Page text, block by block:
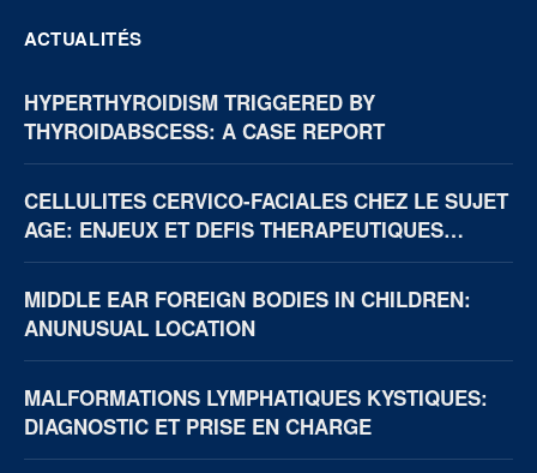
ACTUALITÉS
HYPERTHYROIDISM TRIGGERED BY
THYROIDABSCESS: A CASE REPORT
CELLULITES CERVICO-FACIALES CHEZ LE SUJET
AGE: ENJEUX ET DEFIS THERAPEUTIQUES
(BOUAKE, CÔTE D’IVOIRE)
MIDDLE EAR FOREIGN BODIES IN CHILDREN:
ANUNUSUAL LOCATION
MALFORMATIONS LYMPHATIQUES KYSTIQUES:
DIAGNOSTIC ET PRISE EN CHARGE